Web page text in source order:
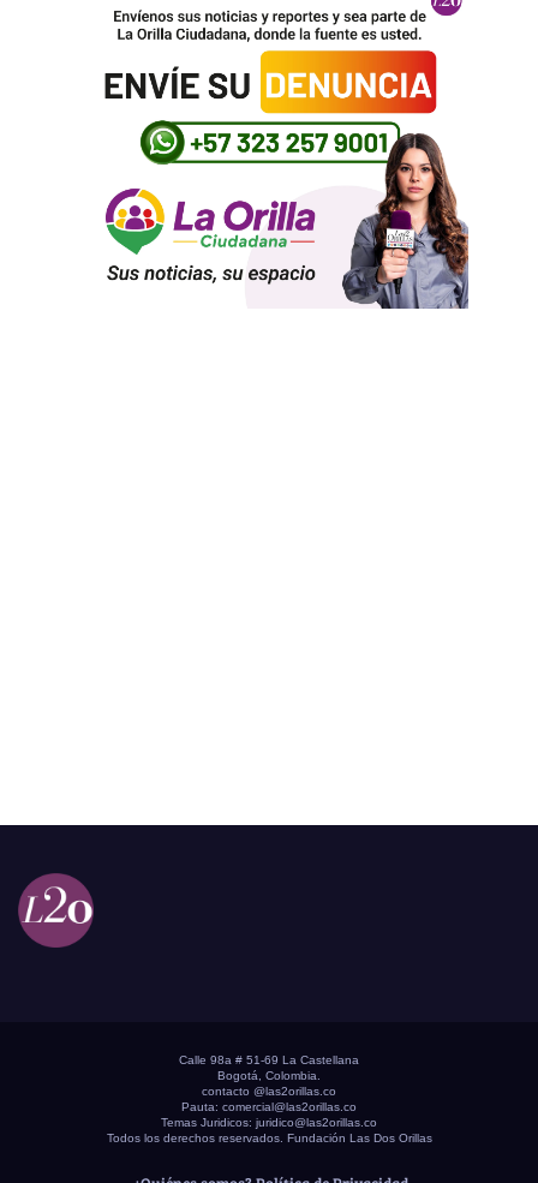
Calle 98a # 51-69 La Castellana
Bogotá, Colombia.
contacto @las2orillas.co
Pauta: comercial@las2orillas.co
Temas Juridicos: juridico@las2orillas.co
Todos los derechos reservados. Fundación Las Dos Orillas